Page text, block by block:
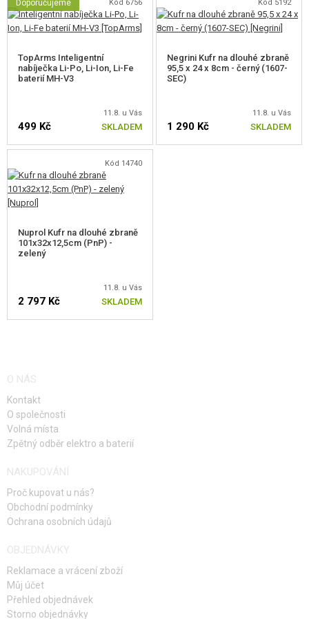
Konektory Dean-T
CYMA CM.103 AK Alfa Platinum Edition je ideální volbou pro hráče
designem a pokročilými funkcemi
. Díky svým vlastnostem je vhodná
pro různé herní scénáře, od CQB až po otevřená bojiště.
Tlačný zásobník s imitací nábojnic na 200 kuliček
Doporučujeme Kód 6756
TopArms Inteligentní
nabíječka Li-Po, Li-Ion, Li-Fe
baterií MH-V3
11.8. u Vás
499 Kč SKLADEM
Kód 5192
Negrini Kufr na dlouhé zbraně
95,5 x 24 x 8cm - černý (1607-
SEC)
11.8. u Vás
1 290 Kč SKLADEM
Kód 14740
Nuprol Kufr na dlouhé zbraně
101x32x12,5cm (PnP) -
zelený
11.8. u Vás
2 797 Kč SKLADEM
O NÁS
Kontakt
O společnosti
Volná místa
Zpětný odběr elektro a baterií
NAKUPOVÁNÍ
Proč kupovat u nás?
Obchodní podmínky
Ochrana osobních údajů
OBJEDNÁVKY
Reklamace a vrácení zboží
Můj účet
Přehled objednávek
Storno objednávky